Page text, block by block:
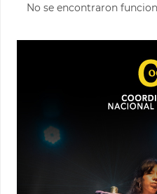
No se encontraron